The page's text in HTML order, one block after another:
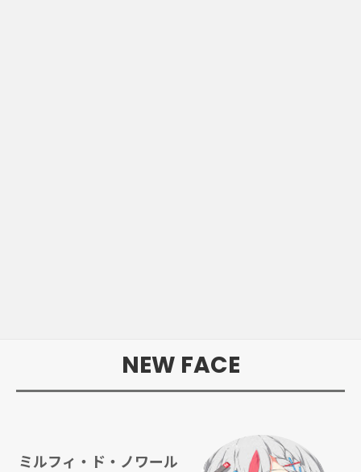
NEW FACE
ミルフィ・ド・ノワール